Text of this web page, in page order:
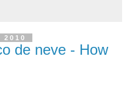
de neve - How